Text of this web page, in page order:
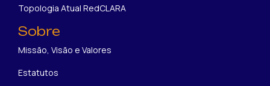
Topologia Atual RedCLARA
Sobre
Missão, Visão e Valores
Estatutos